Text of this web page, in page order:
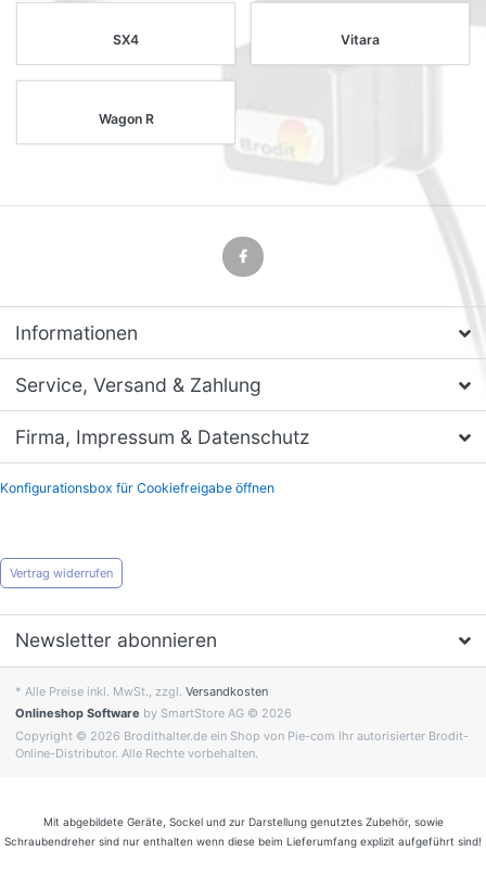
SX4 Vitara
Wagon R
Informationen
Service, Versand & Zahlung
Firma, Impressum & Datenschutz
Konfigurationsbox für Cookiefreigabe öffnen
Vertrag widerrufen
Newsletter abonnieren
* Alle Preise inkl. MwSt., zzgl. Versandkosten
Onlineshop Software by SmartStore AG © 2026
Copyright © 2026 Brodithalter.de ein Shop von Pie-com Ihr autorisierter Brodit-
Online-Distributor. Alle Rechte vorbehalten.
Mit abgebildete Geräte, Sockel und zur Darstellung genutztes Zubehör, sowie
Schraubendreher sind nur enthalten wenn diese beim Lieferumfang explizit aufgeführt sind!